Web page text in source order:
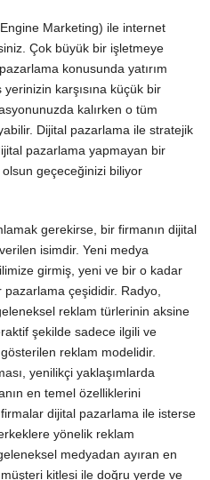
Marketing) ile internet
Çok büyük bir işletmeye
konusunda yatırım
karşısına küçük bir
kalırken o tüm
Dijital pazarlama ile stratejik
pazarlama yapmayan bir
geçeceğinizi biliyor
gerekirse, bir firmanın dijital
isimdir. Yeni medya
girmiş, yeni ve bir o kadar
çeşididir. Radyo,
reklam türlerinin aksine
şekilde sadece ilgili ve
reklam modelidir.
yenilikçi yaklaşımlarda
en temel özelliklerini
dijital pazarlama ile isterse
yönelik reklam
medyadan ayıran en
kitlesi ile doğru yerde ve